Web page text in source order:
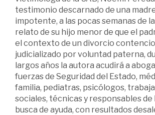
testimonio descarnado de una
impotente, a las pocas semanas de
relato de su hijo menor de que el
el contexto de un divorcio
judicializado por voluntad paterna,
largos años la autora acudirá a
fuerzas de Seguridad del Estado,
familia, pediatras, psicólogos,
sociales, técnicas y responsables de
busca de ayuda, con resultados